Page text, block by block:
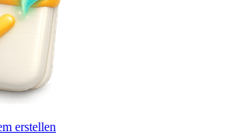
erstellen